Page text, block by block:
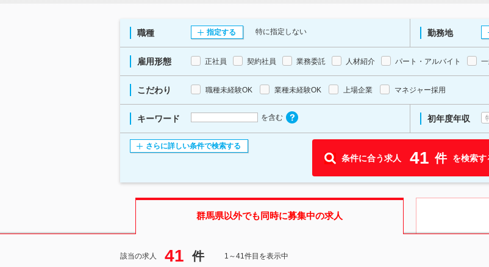
職種 指定する 特に指定しない 勤務地
雇用形態 正社員 契約社員 業務委託 人材紹介 パート・アルバイト
こだわり 職種未経験OK 業種未経験OK 上場企業 マネジャー採用
キーワード を含む 初年度年収
さらに詳しい条件で検索する
条件に合う求人 41 件 を検索す
群馬県以外でも同時に募集中の求人
該当の求人 41 件 1～41件目を表示中